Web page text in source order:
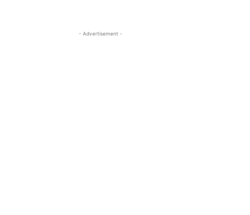
- Advertisement -